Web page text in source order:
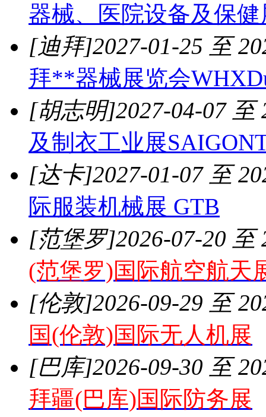
器械、医院设备及保
[迪拜]2027-01-25 至
拜**器械展览会
[胡志明]2027-04-07 至
及制衣工业展
[达卡]2027-01-07 至
际服装机械展 GTB
[范堡罗]2026-07-20 至
(范堡罗)国际航空航天
[伦敦]2026-09-29 至
国(伦敦)国际无人机展
[巴库]2026-09-30 至
拜疆(巴库)国际防务展